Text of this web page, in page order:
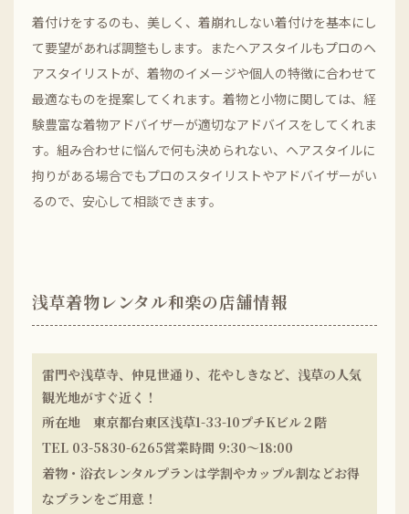
着付けをするのも、美しく、着崩れしない着付けを基本にし
て要望があれば調整もします。またヘアスタイルもプロのヘ
アスタイリストが、着物のイメージや個人の特徴に合わせて
最適なものを提案してくれます。着物と小物に関しては、経
験豊富な着物アドバイザーが適切なアドバイスをしてくれま
す。組み合わせに悩んで何も決められない、ヘアスタイルに
拘りがある場合でもプロのスタイリストやアドバイザーがい
るので、安心して相談できます。
浅草着物レンタル和楽の店舗情報
雷門や浅草寺、仲見世通り、花やしきなど、浅草の人気
観光地がすぐ近く！
所在地 東京都台東区浅草1-33-10プチKビル２階
TEL 03-5830-6265営業時間 9:30〜18:00
着物・浴衣レンタルプランは学割やカップル割などお得
なプランをご用意！